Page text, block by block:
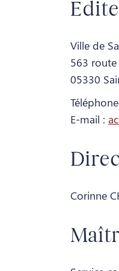
Ville de
563 route
05330
E-mail :
Corinne